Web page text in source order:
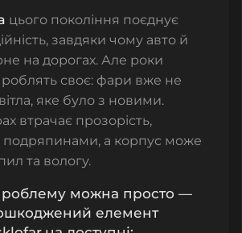
цього покоління поєднує
завдяки чому авто й
на дорогах. Але роки
роблять своє: фари вже не
яке було з новими.
втрачає прозорість,
подряпинами, а корпус може
та вологу.
можна просто —
елемент